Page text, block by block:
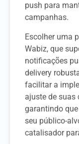
push para
campanhas.
Escolher uma
Wabiz, que
notificações
delivery
facilitar a
ajuste de suas
garantindo
seu público-
catalisador